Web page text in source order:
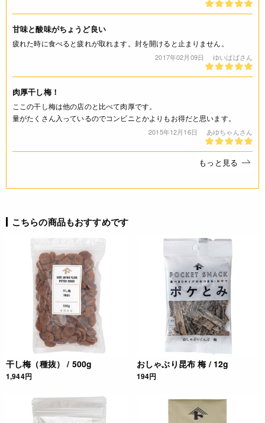
なし(特定原材料8品目)
コンタミネーション
* 本品加工所では、小麦・乳成分・卵・そば・落花生・えび・
かに・くるみを含む食品も扱っています。(特定原材料8品目
栄養成分表示
(100g当たり) エネルギー 230kcal たんぱく質 2.9g 脂質 0.3g
炭水化物 53.8g 食塩相当量 15.2g *この表示値は、目安で
* 脱酸素剤を取り除いてからご使用下さい。* 十分な選別作業
をしておりますが、稀に夾雑物が混入している事があります。
◆商品の在庫・販売状況について◆
・諸事情により、予告なく販売終了になる場合がございます。
予めご了承ください。
・当サイトに掲載されている商品は、ご購入可能な状態にあっ
ても必ずしも在庫を保証するものではありません。予めご了承
ください。
更新情報
2013.10.18 規格変更 1kg→500g
JANコード
甘味と酸味がちょうど良い
疲れた時に食べると疲れが取れます。封を開けると止まりません。
2017年02月09日 ゆいばばさん
肉厚干し梅！
ここの干し梅は他の店のと比べて肉厚です。
量がたくさん入っているのでコンビニとかよりもお得だと思います。
2015年12月16日 あゆちゃんさん
もっと見る
こちらの商品もおすすめです
干し梅（種抜） / 500g
1,944円
おしゃぶり昆布 梅 / 12g
194円